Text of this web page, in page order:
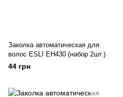
Заколка автоматическая для
волос ESLI EH430 (набор 2шт.)
44 грн